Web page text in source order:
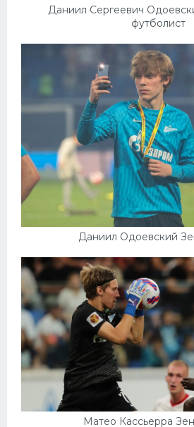
Даниил Сергеевич
футболист
Даниил Одоевский
Матео Кассьерра